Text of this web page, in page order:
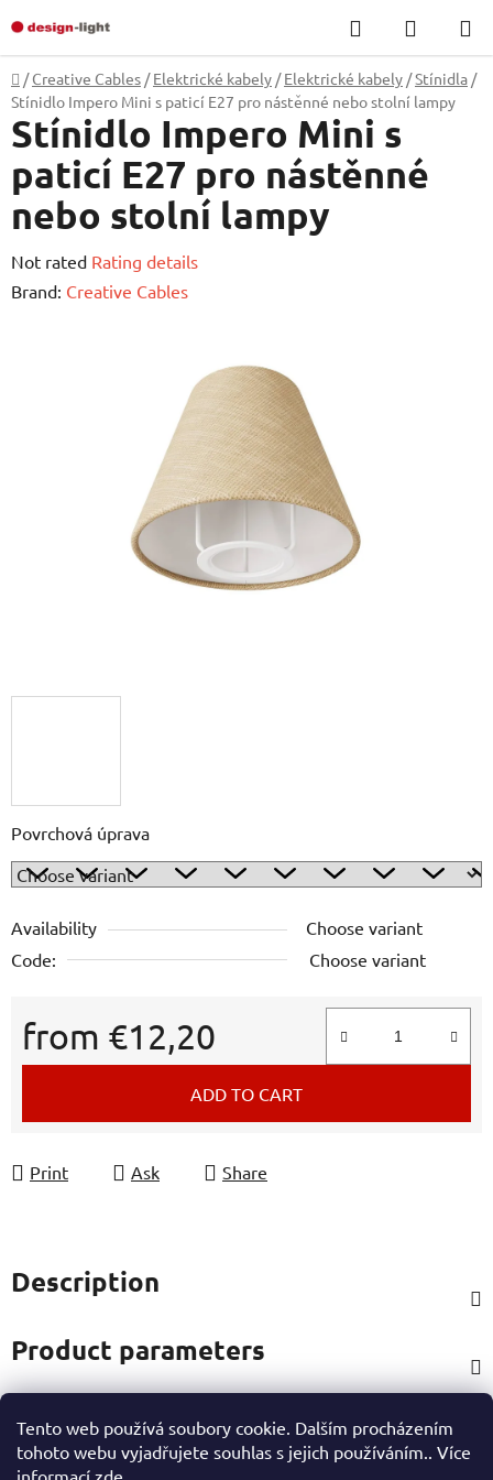
Tento web používá soubory cookie. Dalším procházením
tohoto webu vyjadřujete souhlas s jejich používáním.. Více
informací zde
to
content
Search
CART
Home
/ Creative Cables / Elektrické kabely / Elektrické kabely /Stínidla /
Stínidlo Impero Mini s paticí E27 pro nástěnné nebo stolní lampy
Povrchová úprava
Availability
Choose variant
Code:
Choose variant
from €12,20
Measure price:
ADD TO CART
Print Ask Share
Stínidlo Impero Mini s
paticí E27 pro nástěnné
nebo stolní lampy
The
average
Not rated Rating details
Brand: Creative Cables
Description
Product parameters
Rating